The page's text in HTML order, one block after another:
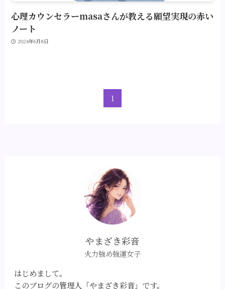
心理カウンセラーmasaさんが教える願望実現の赤い
ノート
2024年6月8日
1
やまざき彩音
火力強め強運女子
はじめまして。
このブログの管理人「やまざき彩音」です。